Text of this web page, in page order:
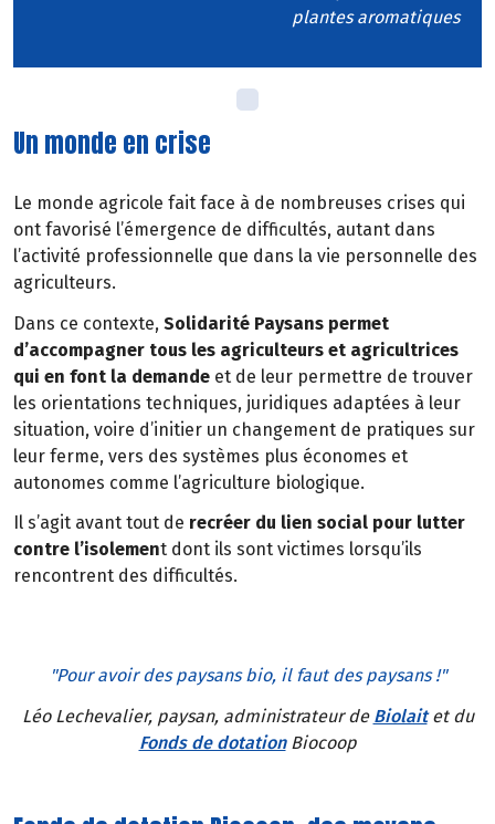
plantes aromatiques
Un monde en crise
Le monde agricole fait face à de nombreuses crises qui
ont favorisé l’émergence de difficultés, autant dans
l’activité professionnelle que dans la vie personnelle des
agriculteurs.
Dans ce contexte, Solidarité Paysans permet
d’accompagner tous les agriculteurs et agricultrices
qui en font la demande et de leur permettre de trouver
les orientations techniques, juridiques adaptées à leur
situation, voire d’initier un changement de pratiques sur
leur ferme, vers des systèmes plus économes et
autonomes comme l’agriculture biologique.
Il s’agit avant tout de recréer du lien social pour lutter
contre l’isolement dont ils sont victimes lorsqu’ils
rencontrent des difficultés.
"Pour avoir des paysans bio, il faut des paysans !"
Léo Lechevalier, paysan, administrateur de Biolaitet du
Fonds de dotationBiocoop